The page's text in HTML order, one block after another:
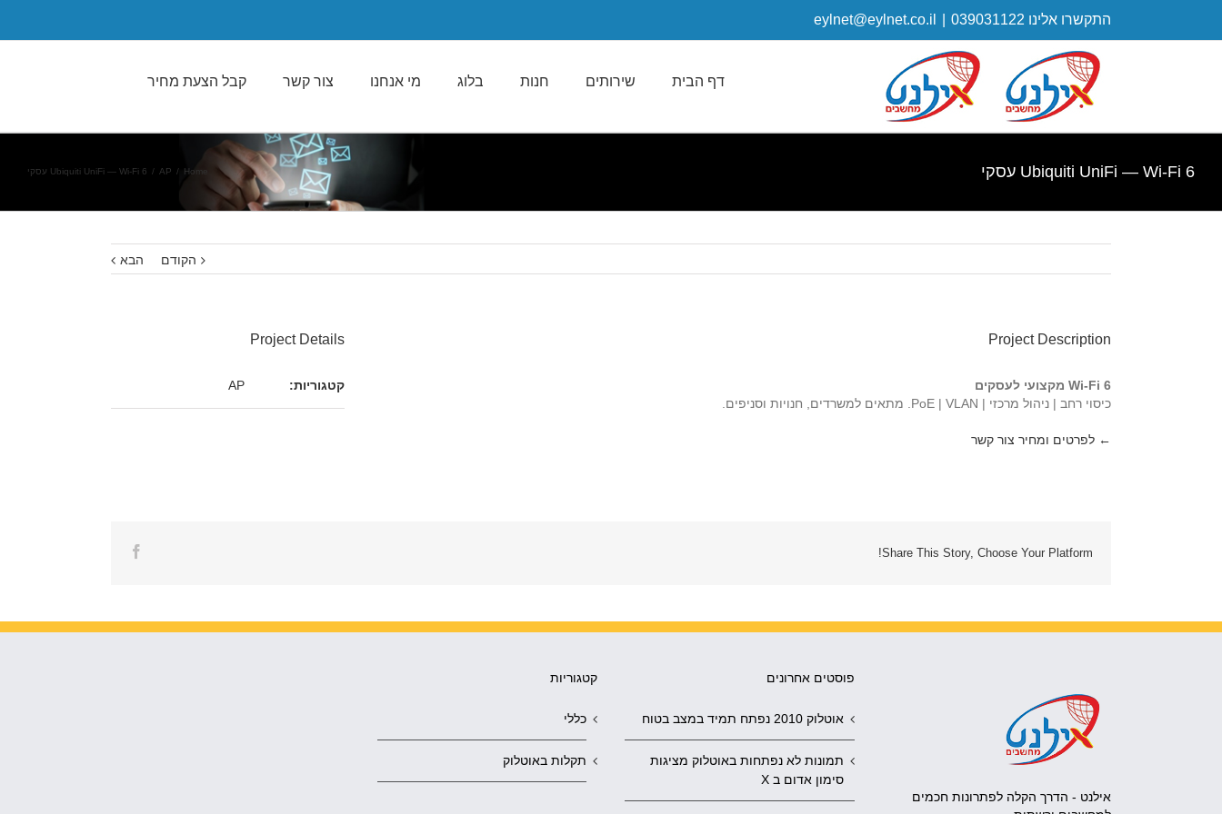
התקשרו אלינו 039031122 eylnet@eylnet.co.il
דף הבית שירותים חנות בלוג מי אנחנו צור קשר קבל הצעת מחיר
Ubiquiti UniFi — Wi-Fi 6 עסקי Home
/
AP
/ Ubiquiti UniFi — Wi-Fi 6 עסקי
הקודם הבא
Project Description
Wi-Fi 6 מקצועי לעסקים
כיסוי רחב | ניהול מרכזי | PoE | VLAN. מתאים למשרדים, חנויות וסניפים.
← לפרטים ומחיר צור קשר
Project Details
קטגוריות: AP
Share This Story, Choose Your Platform!
אילנט - הדרך הקלה לפתרונות חכמים
פוסטים אחרונים
אוטלוק 2010 נפתח תמיד במצב בטוח
תמונות לא נפתחות באוטלוק מציגות
סימון אדום ב X
קטגוריות
כללי
תקלות באוטלוק